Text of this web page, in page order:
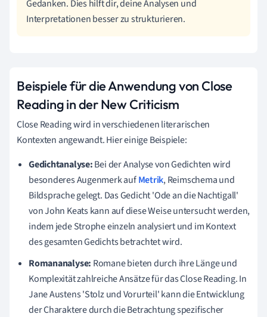
Gedanken. Dies hilft dir, deine Analysen und
Interpretationen besser zu strukturieren.
Beispiele für die Anwendung von Close
Reading in der New Criticism
Close Reading wird in verschiedenen literarischen
Kontexten angewandt. Hier einige Beispiele:
Gedichtanalyse:Bei der Analyse von Gedichten wird
besonderes Augenmerk aufMetrik, Reimschema und
Bildsprache gelegt. Das Gedicht 'Ode an die Nachtigall'
von John Keats kann auf diese Weise untersucht werden,
indem jede Strophe einzeln analysiert und im Kontext
des gesamten Gedichts betrachtet wird.
Romananalyse: Romane bieten durch ihre Länge und
Komplexität zahlreiche Ansätze für das Close Reading. In
Jane Austens 'Stolz und Vorurteil' kann die Entwicklung
der Charaktere durch die Betrachtung spezifischer